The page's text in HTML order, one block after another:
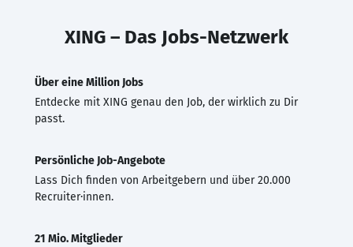
XING – Das Jobs-Netzwerk
Über eine Million Jobs
Entdecke mit XING genau den Job, der wirklich zu Dir
passt.
Persönliche Job-Angebote
Lass Dich finden von Arbeitgebern und über 20.000
Recruiter·innen.
21 Mio. Mitglieder